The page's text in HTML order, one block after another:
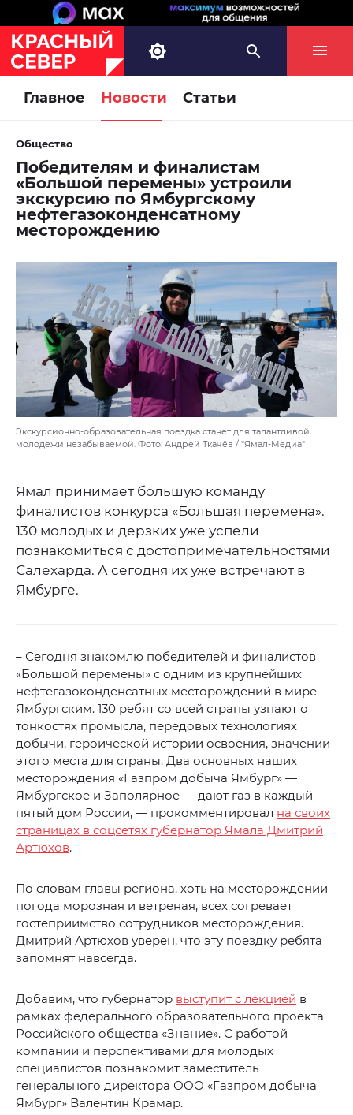
Главное Новости Статьи
Общество
Победителям и финалистам
«Большой перемены» устроили
экскурсию по Ямбургскому
нефтегазоконденсатному
месторождению
Экскурсионно-образовательная поездка станет для талантливой
молодежи незабываемой. Фото: Андрей Ткачёв / "Ямал-Медиа"
Ямал принимает большую команду
финалистов конкурса «Большая перемена».
130 молодых и дерзких уже успели
познакомиться с достопримечательностями
Салехарда. А сегодня их уже встречают в
Ямбурге.
– Сегодня знакомлю победителей и финалистов
«Большой перемены» с одним из крупнейших
нефтегазоконденсатных месторождений в мире —
Ямбургским. 130 ребят со всей страны узнают о
тонкостях промысла, передовых технологиях
добычи, героической истории освоения, значении
этого места для страны. Два основных наших
месторождения «Газпром добыча Ямбург» —
Ямбургское и Заполярное — дают газ в каждый
пятый дом России, — прокомментировал на своих
страницах в соцсетях губернатор Ямала Дмитрий
Артюхов.
По словам главы региона, хоть на месторождении
погода морозная и ветреная, всех согревает
гостеприимство сотрудников месторождения.
Дмитрий Артюхов уверен, что эту поездку ребята
запомнят навсегда.
Добавим, что губернатор выступит с лекцией в
рамках федерального образовательного проекта
Российского общества «Знание». С работой
компании и перспективами для молодых
специалистов познакомит заместитель
генерального директора ООО «Газпром добыча
Ямбург» Валентин Крамар.